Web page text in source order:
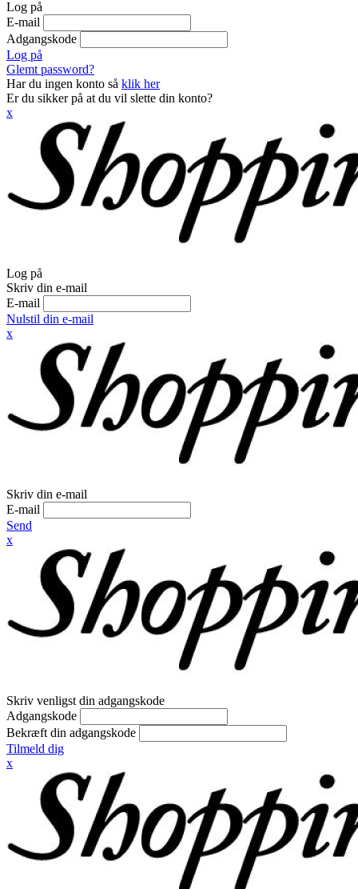
Log på
E-mail
Adgangskode
Log på
Glemt password?
Har du ingen konto så klik her
Er du sikker på at du vil slette din konto?
x
Log på
Skriv din e-mail
E-mail
Nulstil din e-mail
x
Skriv din e-mail
E-mail
Send
x
Skriv venligst din adgangskode
Adgangskode
Bekræft din adgangskode
Tilmeld dig
x